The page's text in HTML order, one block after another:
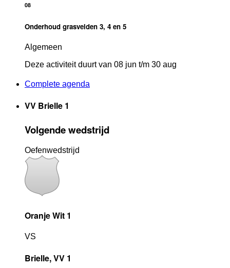
08
Onderhoud grasvelden 3, 4 en 5
Algemeen
Deze activiteit duurt van 08 jun t/m 30 aug
Complete agenda
VV Brielle 1
Volgende wedstrijd
Oefenwedstrijd
Oranje Wit 1
VS
Brielle, VV 1